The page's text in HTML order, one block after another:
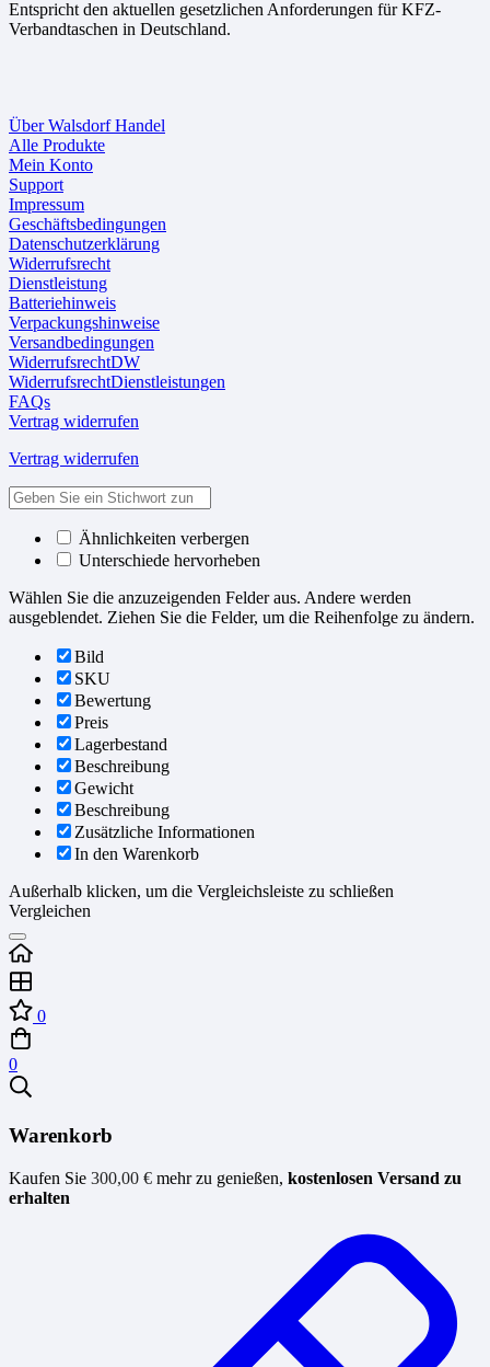
Entspricht den aktuellen gesetzlichen Anforderungen für KFZ-
Verbandtaschen in Deutschland.
Über Walsdorf Handel
Alle Produkte
Mein Konto
Support
Impressum
Geschäftsbedingungen
Datenschutzerklärung
Widerrufsrecht
Dienstleistung
Batteriehinweis
Verpackungshinweise
Versandbedingungen
WiderrufsrechtDW
WiderrufsrechtDienstleistungen
FAQs
Vertrag widerrufen
Vertrag widerrufen
Ähnlichkeiten verbergen
Unterschiede hervorheben
Wählen Sie die anzuzeigenden Felder aus. Andere werden
ausgeblendet. Ziehen Sie die Felder, um die Reihenfolge zu ändern.
Bild
SKU
Bewertung
Preis
Lagerbestand
Beschreibung
Gewicht
Beschreibung
Zusätzliche Informationen
In den Warenkorb
Außerhalb klicken, um die Vergleichsleiste zu schließen
Vergleichen
0
0
Warenkorb
Kaufen Sie 300,00 € mehr zu genießen, kostenlosen Versand zu
erhalten